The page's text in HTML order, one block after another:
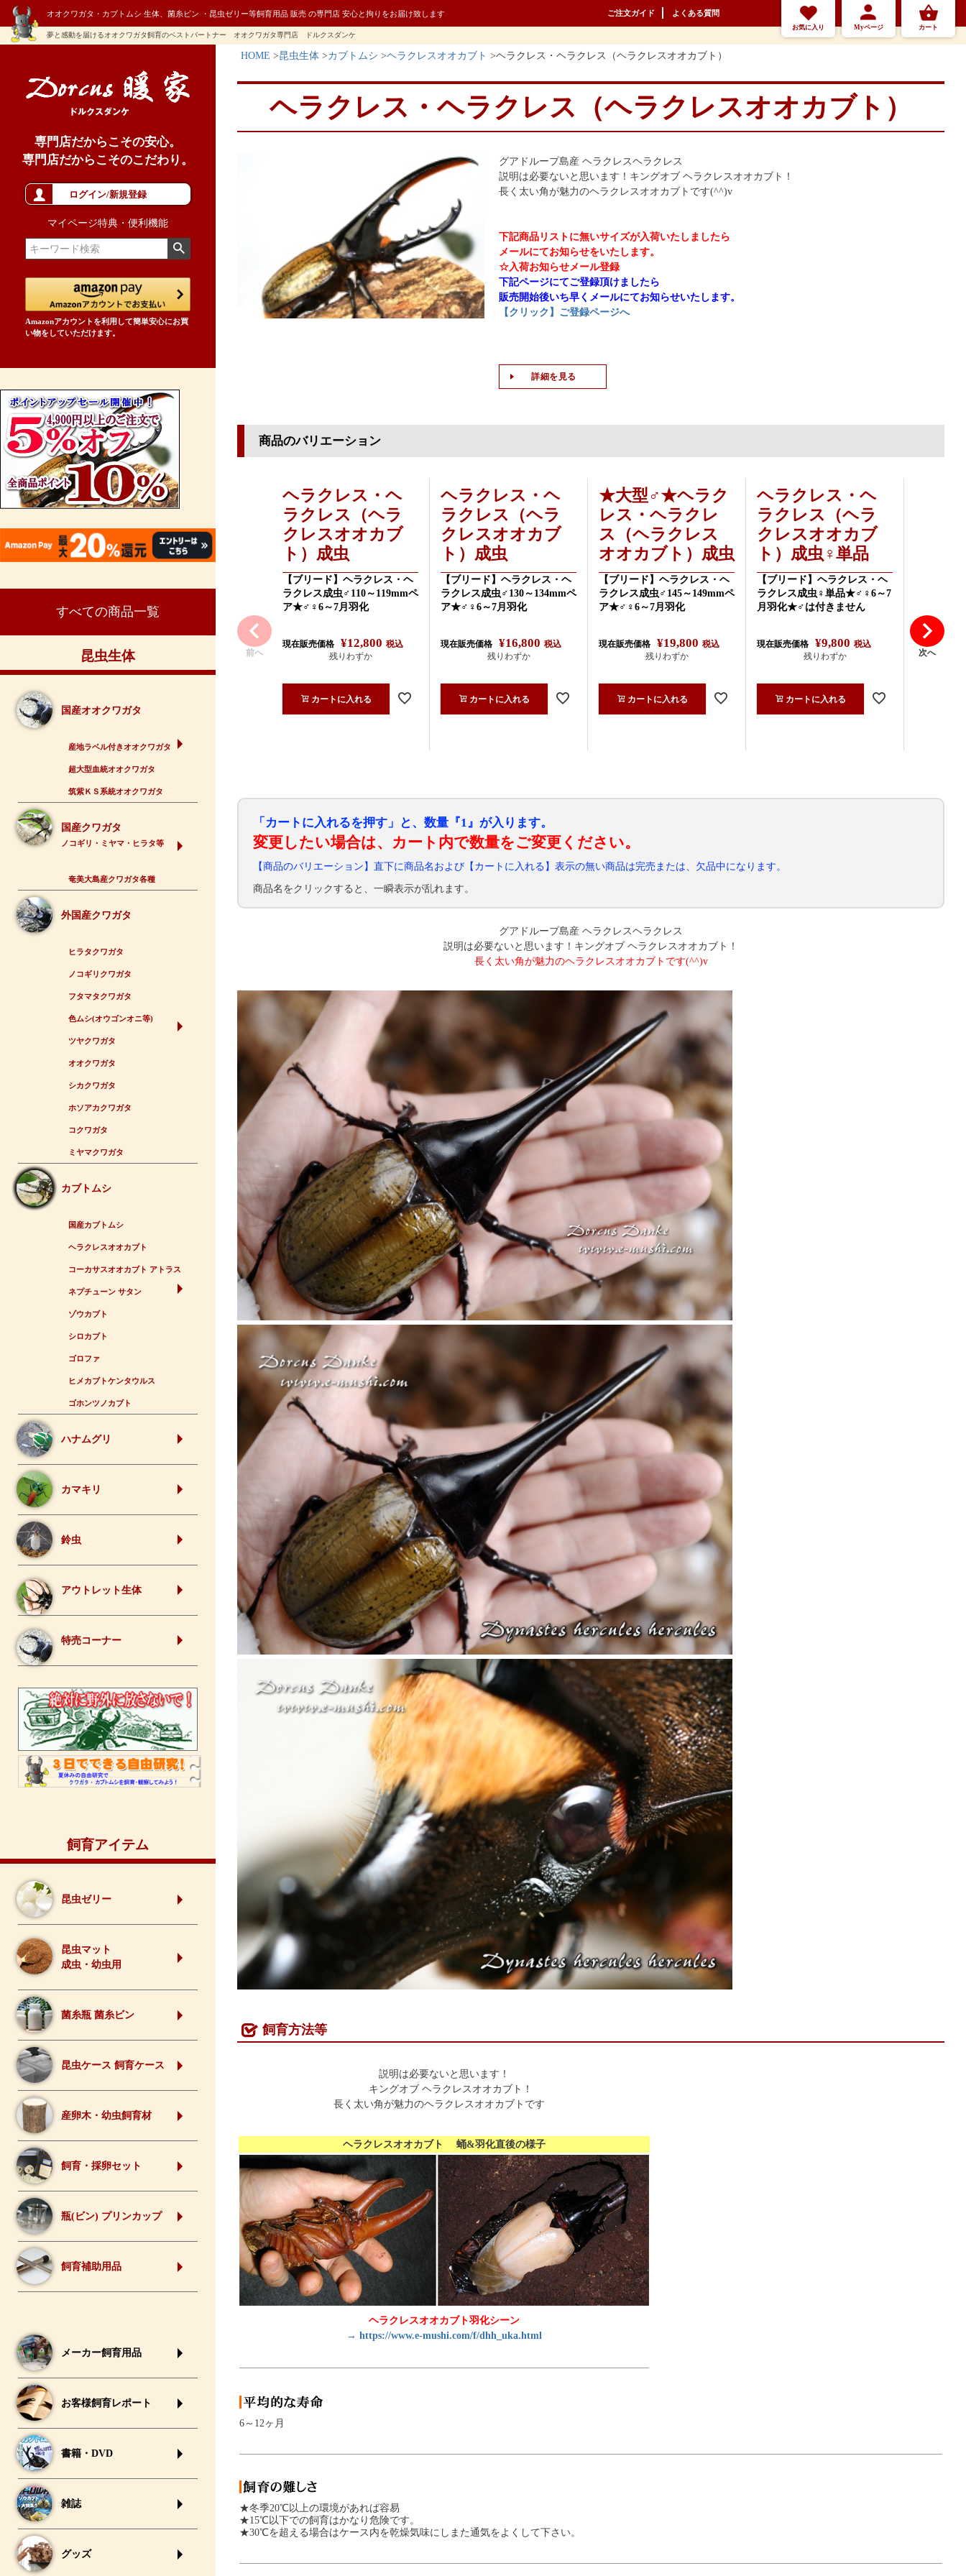
オオクワガタ・カブトムシ 生体、菌糸ビン ・昆虫ゼリー等飼育用品 販売 の専門店 安心と拘りをお届け致します ご注文ガイド よくある質問
夢と感動を届けるオオクワガタ飼育のベストパートナー オオクワガタ専門店 ドルクスダンケ
お気に入り Myページ カート
専門店だからこその安心。
専門店だからこそのこだわり。
ログイン/新規登録
マイページ特典・便利機能
Amazonアカウントを利用して簡単安心にお買
い物をしていただけます。
すべての商品一覧
昆虫生体
国産オオクワガタ
産地ラベル付きオオクワガタ
超大型血統オオクワガタ
筑紫ＫＳ系統オオクワガタ
国産クワガタ
ノコギリ・ミヤマ・ヒラタ等
奄美大島産クワガタ各種
外国産クワガタ
ヒラタクワガタ
ノコギリクワガタ
フタマタクワガタ
色ムシ(オウゴンオニ等)
ツヤクワガタ
オオクワガタ
シカクワガタ
ホソアカクワガタ
コクワガタ
ミヤマクワガタ
カブトムシ
国産カブトムシ
ヘラクレスオオカブト
コーカサスオオカブト アトラス
ネプチューン サタン
ゾウカブト
シロカブト
ゴロファ
ヒメカブトケンタウルス
ゴホンツノカブト
ハナムグリ
カマキリ
鈴虫
アウトレット生体
特売コーナー
飼育アイテム
昆虫ゼリー
昆虫マット
成虫・幼虫用
菌糸瓶 菌糸ビン
昆虫ケース 飼育ケース
産卵木・幼虫飼育材
飼育・採卵セット
瓶(ビン) プリンカップ
飼育補助用品
メーカー飼育用品
お客様飼育レポート
書籍・DVD
雑誌
グッズ
HOME 昆虫生体 カブトムシ ヘラクレスオオカブト ヘラクレス・ヘラクレス（ヘラクレスオオカブト）
ヘラクレス・ヘラクレス（ヘラクレスオオカブト）
グアドループ島産 ヘラクレスヘラクレス
説明は必要ないと思います！キングオブ ヘラクレスオオカブト！
長く太い角が魅力のヘラクレスオオカブトです(^^)v
下記商品リストに無いサイズが入荷いたしましたら
メールにてお知らせをいたします。
☆入荷お知らせメール登録
下記ページにてご登録頂けましたら
販売開始後いち早くメールにてお知らせいたします。
【クリック】ご登録ページへ
詳細を見る
商品のバリエーション
前へ
ヘラクレス・ヘ
ラクレス（ヘラ
クレスオオカブ
ト）成虫
【ブリード】ヘラクレス・ヘ
ラクレス成虫♂110～119mmペ
ア★♂♀6～7月羽化
現在販売価格 ¥12,800 税込
残りわずか
カートに入れる
ヘラクレス・ヘ
ラクレス（ヘラ
クレスオオカブ
ト）成虫
【ブリード】ヘラクレス・ヘ
ラクレス成虫♂130～134mmペ
ア★♂♀6～7月羽化
現在販売価格 ¥16,800 税込
残りわずか
カートに入れる
★大型♂★ヘラク
レス・ヘラクレ
ス（ヘラクレス
オオカブト）成虫
【ブリード】ヘラクレス・ヘ
ラクレス成虫♂145～149mmペ
ア★♂♀6～7月羽化
現在販売価格 ¥19,800 税込
残りわずか
カートに入れる
ヘラクレス・ヘ
ラクレス（ヘラ
クレスオオカブ
ト）成虫♀単品
【ブリード】ヘラクレス・ヘ
ラクレス成虫♀単品★♂♀6～7
月羽化★♂は付きません
現在販売価格 ¥9,800 税込
残りわずか
カートに入れる
★♂頭角(
★♂♀6～7
次へ
「カートに入れるを押す」と、数量『1』が入ります。
変更したい場合は、カート内で数量をご変更ください。
【商品のバリエーション】直下に商品名および【カートに入れる】表示の無い商品は完売または、欠品中になります。
商品名をクリックすると、一瞬表示が乱れます。
グアドループ島産 ヘラクレスヘラクレス
説明は必要ないと思います！キングオブ ヘラクレスオオカブト！
長く太い角が魅力のヘラクレスオオカブトです(^^)v
飼育方法等
説明は必要ないと思います！
キングオブ ヘラクレスオオカブト！
長く太い角が魅力のヘラクレスオオカブトです
ヘラクレスオオカブト 蛹&羽化直後の様子
ヘラクレスオオカブト羽化シーン
→ https://www.e-mushi.com/f/dhh_uka.html
6～12ヶ月
★冬季20℃以上の環境があれば容易
★15℃以下での飼育はかなり危険です。
★30℃を超える場合はケース内を乾燥気味にしまた通気をよくして下さい。